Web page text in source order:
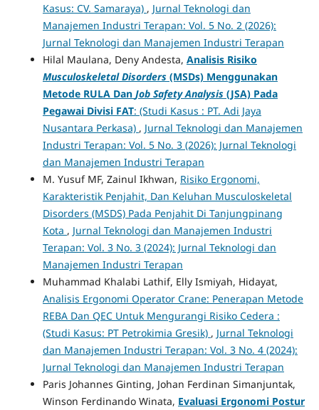
Kasus: CV. Samaraya) , Jurnal Teknologi dan
Manajemen Industri Terapan: Vol. 5 No. 2 (2026):
Jurnal Teknologi dan Manajemen Industri Terapan
Hilal Maulana, Deny Andesta, Analisis Risiko
Musculoskeletal Disorders (MSDs) Menggunakan
Metode RULA Dan Job Safety Analysis (JSA) Pada
Pegawai Divisi FAT: (Studi Kasus : PT. Adi Jaya
Nusantara Perkasa) , Jurnal Teknologi dan Manajemen
Industri Terapan: Vol. 5 No. 3 (2026): Jurnal Teknologi
dan Manajemen Industri Terapan
M. Yusuf MF, Zainul Ikhwan, Risiko Ergonomi,
Karakteristik Penjahit, Dan Keluhan Musculoskeletal
Disorders (MSDS) Pada Penjahit Di Tanjungpinang
Kota , Jurnal Teknologi dan Manajemen Industri
Terapan: Vol. 3 No. 3 (2024): Jurnal Teknologi dan
Manajemen Industri Terapan
Muhammad Khalabi Lathif, Elly Ismiyah, Hidayat,
Analisis Ergonomi Operator Crane: Penerapan Metode
REBA Dan QEC Untuk Mengurangi Risiko Cedera :
(Studi Kasus: PT Petrokimia Gresik) , Jurnal Teknologi
dan Manajemen Industri Terapan: Vol. 3 No. 4 (2024):
Jurnal Teknologi dan Manajemen Industri Terapan
Paris Johannes Ginting, Johan Ferdinan Simanjuntak,
Winson Ferdinando Winata, Evaluasi Ergonomi Postur